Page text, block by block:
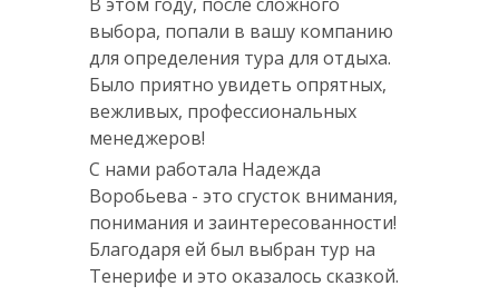
выбора, попали в вашу компанию
для определения тура для отдыха.
Было приятно увидеть опрятных,
вежливых, профессиональных
менеджеров!
С нами работала Надежда
Воробьева - это сгусток внимания,
понимания и заинтересованности!
Благодаря ей был выбран тур на
Тенерифе и это оказалось сказкой.